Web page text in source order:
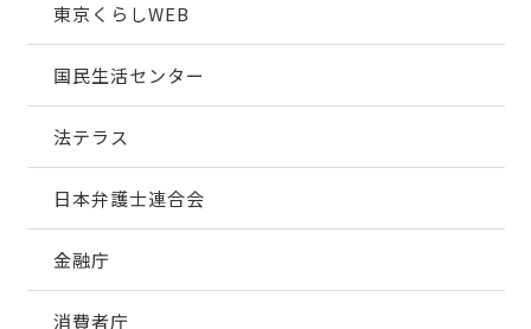
東京くらしWEB
国民生活センター
法テラス
日本弁護士連合会
金融庁
消費者庁